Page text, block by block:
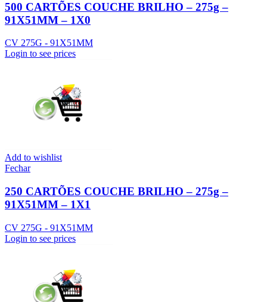
500 CARTÕES COUCHE BRILHO – 275g –
91X51MM – 1X0
CV 275G - 91X51MM
Login to see prices
Add to wishlist
Fechar
250 CARTÕES COUCHE BRILHO – 275g –
91X51MM – 1X1
CV 275G - 91X51MM
Login to see prices